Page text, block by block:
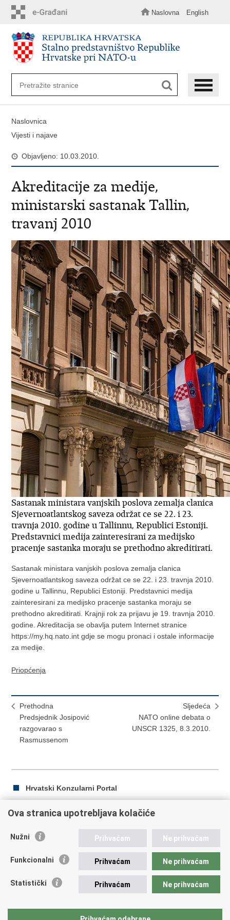
sadržaj
Naslovna English
Naslovnica
Vijesti i najave
Objavljeno: 10.03.2010.
Akreditacije za medije,
ministarski sastanak Tallin,
travanj 2010
Sastanak ministara vanjskih poslova zemalja clanica
Sjevernoatlantskog saveza održat ce se 22. i 23.
travnja 2010. godine u Tallinnu, Republici Estoniji.
Predstavnici medija zainteresirani za medijsko
pracenje sastanka moraju se prethodno akreditirati.
Sastanak ministara vanjskih poslova zemalja clanica
Sjevernoatlantskog saveza održat ce se 22. i 23. travnja 2010.
godine u Tallinnu, Republici Estoniji. Predstavnici medija
zainteresirani za medijsko pracenje sastanka moraju se
prethodno akreditirati. Krajnji rok za prijavu je 19. travnja 2010.
godine. Akreditacija se obavlja putem Internet stranice
https://my.hq.nato.int gdje se mogu pronaci i ostale informacije
za medije.
Priopćenja
Prethodna
Predsjednik Josipović
razgovarao s
Rasmussenom
Sljedeća
NATO online debata o
UNSCR 1325, 8.3.2010.
Hrvatski Konzularni Portal
Ispiši
Podijeli
Facebooku
Twitteru
Republika Hrvatska
Trg N.Š. Zrinskog 7-8, 10000 Zagreb
fax: +385 (0)1 4551 795, +385 (0)1 4920 149
Ova stranica upotrebljava kolačiće
Nužni Prihvaćam Ne prihvaćam
Funkcionalni Prihvaćam Ne prihvaćam
Statistički Prihvaćam Ne prihvaćam